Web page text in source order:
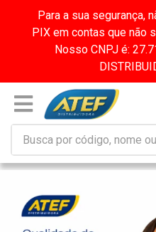
Para a sua segurança,
PIX em contas que não
Nosso CNPJ é: